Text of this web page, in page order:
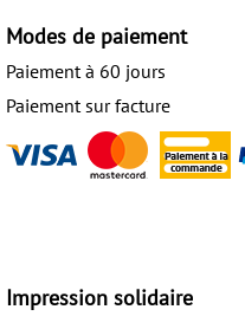
Modes de paiement
Paiement à 60 jours
Paiement sur facture
Impression solidaire